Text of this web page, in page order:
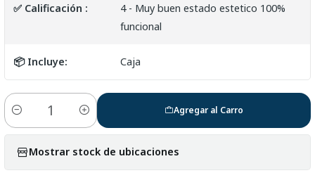
✅ Calificación :
4 - Muy buen estado estetico 100%
funcional
📦 Incluye: Caja
Cantidad
Agregar al Carro
Mostrar stock de ubicaciones